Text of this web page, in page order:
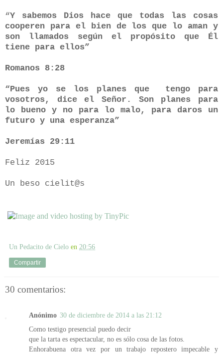
“Y sabemos Dios hace que todas las cosas
cooperen para el bien de los que lo aman y
son llamados según el propósito que Él
tiene para ellos”
Romanos 8:28
“Pues yo se los planes que
tengo para
vosotros, dice el Señor. Son planes para
lo bueno y no para lo malo, para daros un
futuro y una esperanza”
Jeremías 29:11
Feliz 2015
Un beso cielit@s
Un Pedacito de Cielo en 20:56
Compartir
30 comentarios:
Anónimo 30 de diciembre de 2014 a las 21:12
Como testigo presencial puedo decir
que la tarta es espectacular, no es sólo cosa de las fotos.
Enhorabuena otra vez por un trabajo repostero impecable y